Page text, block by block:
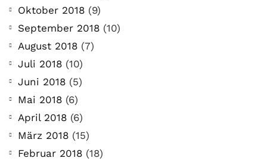
Oktober 2018 (9)
September 2018 (10)
August 2018 (7)
Juli 2018 (10)
Juni 2018 (5)
Mai 2018 (6)
April 2018 (6)
März 2018 (15)
Februar 2018 (18)